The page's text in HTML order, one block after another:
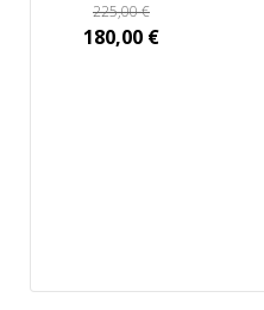
225,00€
180,00 €